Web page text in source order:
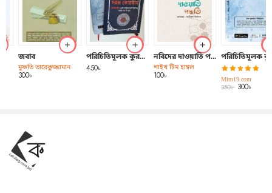
সহজ কুরআন শিক্ষা
ড. মোসা: তাসকুরুন